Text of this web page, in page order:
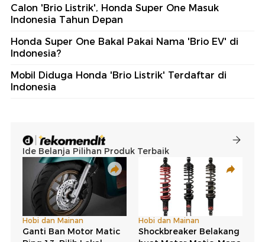
Calon 'Brio Listrik', Honda Super One Masuk
Indonesia Tahun Depan
Honda Super One Bakal Pakai Nama 'Brio EV' di
Indonesia?
Mobil Diduga Honda 'Brio Listrik' Terdaftar di
Indonesia